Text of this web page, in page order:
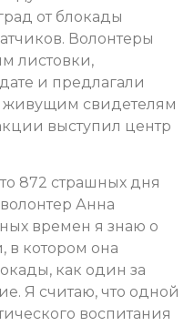
от блокады
Волонтеры
листовки,
и предлагали
живущим свидетелям
выступил центр
872 страшных дня
Анна
времен я знаю о
в котором она
как один за
Я считаю, что одной
воспитания